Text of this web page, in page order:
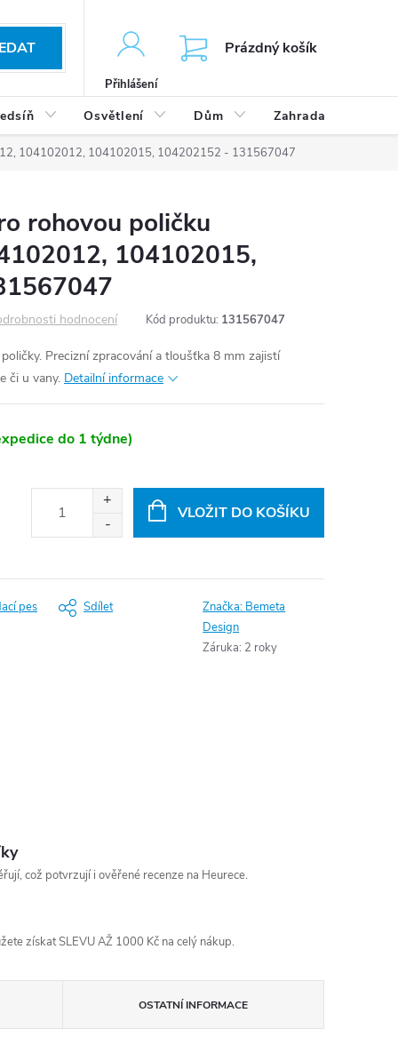
Přihlášení
Prázdný košík
Osvětlení Dům Zahrada
104102012, 104102015, 104202152 - 131567047
rohovou poličku
104102015,
hodnocení Kód produktu: 131567047
Precizní zpracování a tloušťka 8 mm zajistí
či u vany. Detailní informace
do 1 týdne)
VLOŽIT DO KOŠÍKU
pes Sdílet Značka: Bemeta
Design
Záruka: 2 roky
což potvrzují i ověřené recenze na Heurece.
získat SLEVU AŽ 1000 Kč na celý nákup.
OSTATNÍ INFORMACE